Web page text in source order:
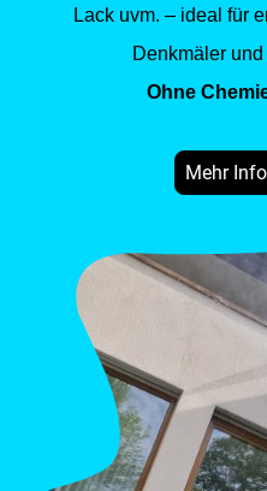
Lack uvm. – ideal für
Denkmäler
Ohne
Mehr